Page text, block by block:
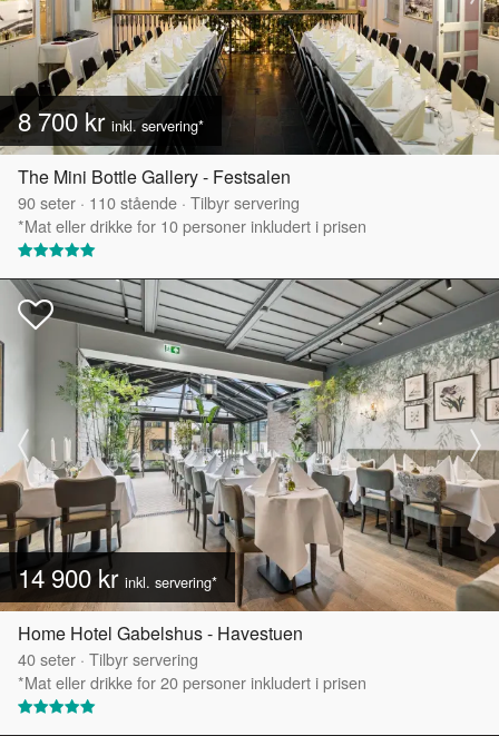
8 700 kr inkl. servering*
The Mini Bottle Gallery - Festsalen
90seter · 110stående · Tilbyr servering
*Mat eller drikke for 10 personer inkludert i prisen
14 900 kr inkl. servering*
Home Hotel Gabelshus - Havestuen
40seter · Tilbyr servering
*Mat eller drikke for 20 personer inkludert i prisen